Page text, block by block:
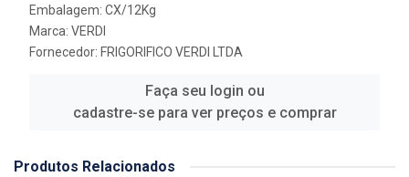
Embalagem: CX/12Kg
Marca: VERDI
Fornecedor: FRIGORIFICO VERDI LTDA
Faça seu login ou
cadastre-se para ver preços e comprar
Produtos Relacionados